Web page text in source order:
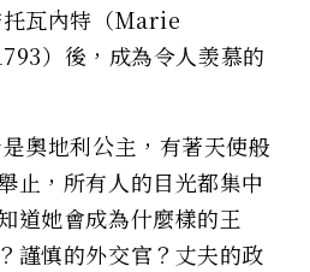
托瓦內特（Marie
）後，成為令人羡慕的
奧地利公主，有著天使般
止，所有人的目光都集中
道她會成為什麼樣的王
謹慎的外交官？丈夫的政